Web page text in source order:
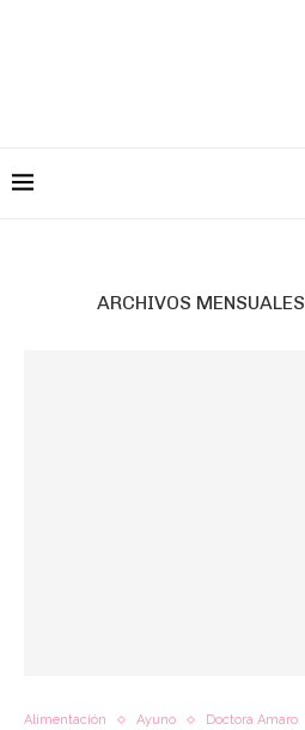
ARCHIVOS MENSUALES
Alimentación Ayuno Doctora Amaro